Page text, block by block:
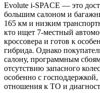
Evolute i-SPACE — это
большим салоном и
165 км и низким
кто ищет 7-местный
кроссовера и готов к
гибрида. Однако
салону, программным
отсутствию запасного
особенно с
отношения к ТО и